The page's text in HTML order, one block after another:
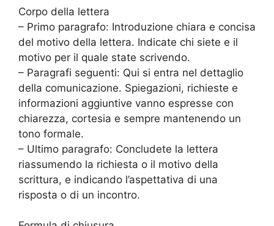
Corpo della lettera
– Primo paragrafo: Introduzione chiara e concisa
del motivo della lettera. Indicate chi siete e il
motivo per il quale state scrivendo.
– Paragrafi seguenti: Qui si entra nel dettaglio
della comunicazione. Spiegazioni, richieste e
informazioni aggiuntive vanno espresse con
chiarezza, cortesia e sempre mantenendo un
tono formale.
– Ultimo paragrafo: Concludete la lettera
riassumendo la richiesta o il motivo della
scrittura, e indicando l’aspettativa di una
risposta o di un incontro.